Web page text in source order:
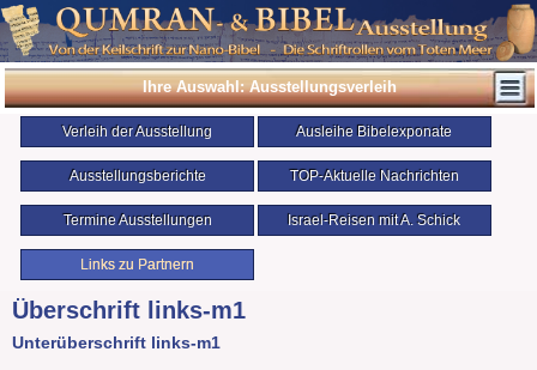
Ihre Auswahl: Ausstellungsverleih
Verleih der Ausstellung Ausleihe Bibelexponate
Ausstellungsberichte TOP-Aktuelle Nachrichten
Termine Ausstellungen Israel-Reisen mit A. Schick
Links zu Partnern
Überschrift links-m1
Unterüberschrift links-m1